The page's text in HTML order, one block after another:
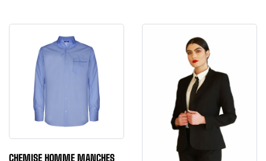
CHEMISE HOMME MANCHES